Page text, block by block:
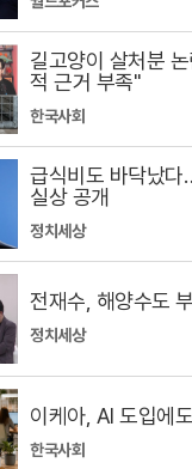
길고양이 살처분
적 근거 부족"
한국사회
급식비도 바닥났
실상 공개
정치세상
전재수, 해양수도
정치세상
이케아, AI 도입에
한국사회